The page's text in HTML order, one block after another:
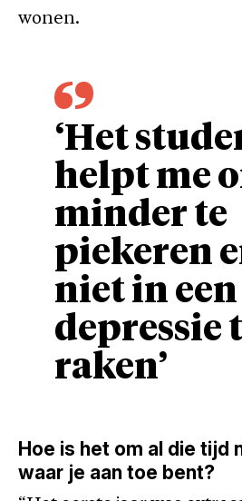
wonen.
‘Het
helpt me
minder te
piekeren
niet in een
depressie
raken’
Hoe is het om al die tijd
waar je aan toe bent?